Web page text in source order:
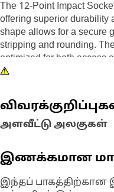
The 12-Point Impact
offering superior durability
shape allows for a secure
stripping and rounding.
optimized for both access
oxide finish enhances
high-torque impact
Attributes:
impact tools.
• Shallow length socket.
• Used to handle high-
• Ensures a secure fit to
அளவீட்டு அலகுகள்
இணக்கமான
இந்தப்